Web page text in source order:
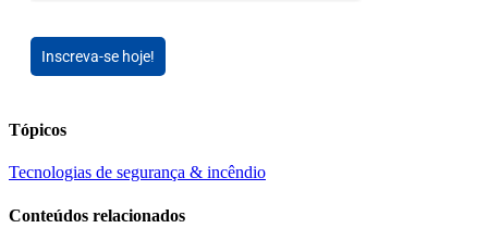
Inscreva-se hoje!
Tópicos
Tecnologias de segurança & incêndio
Conteúdos relacionados